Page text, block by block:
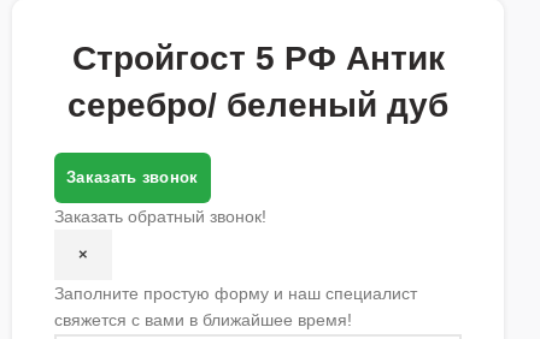
Стройгост 5 РФ Антик
серебро/ беленый дуб
Заказать звонок
Заказать обратный звонок!
×
Заполните простую форму и наш специалист
свяжется с вами в ближайшее время!